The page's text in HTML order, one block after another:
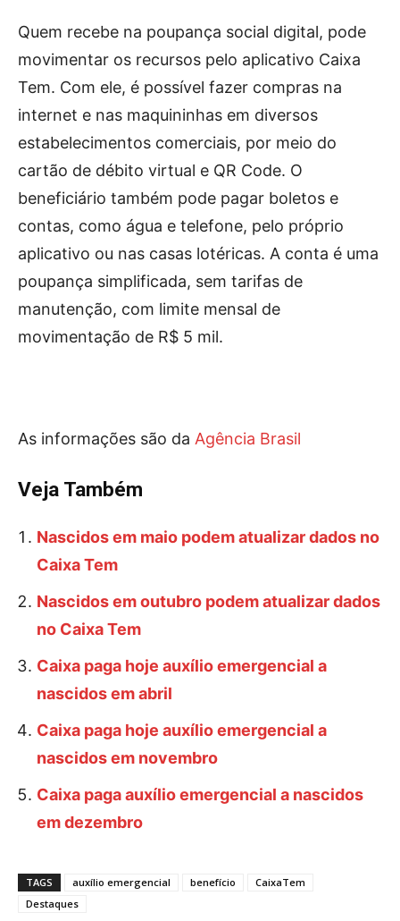
Quem recebe na poupança social digital, pode
movimentar os recursos pelo aplicativo Caixa
Tem. Com ele, é possível fazer compras na
internet e nas maquininhas em diversos
estabelecimentos comerciais, por meio do
cartão de débito virtual e QR Code. O
beneficiário também pode pagar boletos e
contas, como água e telefone, pelo próprio
aplicativo ou nas casas lotéricas. A conta é uma
poupança simplificada, sem tarifas de
manutenção, com limite mensal de
movimentação de R$ 5 mil.
As informações são da Agência Brasil
Veja Também
Nascidos em maio podem atualizar dados no
Caixa Tem
Nascidos em outubro podem atualizar dados
no Caixa Tem
Caixa paga hoje auxílio emergencial a
nascidos em abril
Caixa paga hoje auxílio emergencial a
nascidos em novembro
Caixa paga auxílio emergencial a nascidos
em dezembro
TAGS auxílio emergencial benefício
CaixaTem
Destaques